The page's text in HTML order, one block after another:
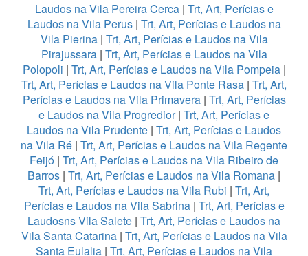
Laudos na Vila Pereira Cerca| Trt, Art, Perícias e
Laudos na Vila Perus| Trt, Art, Perícias e Laudos na
Vila Pierina| Trt, Art, Perícias e Laudos na Vila
Pirajussara| Trt, Art, Perícias e Laudos na Vila
Polopoli | Trt, Art, Perícias e Laudos na Vila Pompeia|
Trt, Art, Perícias e Laudos na Vila Ponte Rasa | Trt, Art,
Perícias e Laudos na Vila Primavera| Trt, Art, Perícias
e Laudos na Vila Progredior| Trt, Art, Perícias e
Laudos na Vila Prudente | Trt, Art, Perícias e Laudos
na Vila Ré | Trt, Art, Perícias e Laudos na Vila Regente
Feijó | Trt, Art, Perícias e Laudos na Vila Ribeiro de
Barros | Trt, Art, Perícias e Laudos na Vila Romana |
Trt, Art, Perícias e Laudos na Vila Rubi | Trt, Art,
Perícias e Laudos na Vila Sabrina| Trt, Art, Perícias e
Laudosns Vila Salete | Trt, Art, Perícias e Laudos na
Vila Santa Catarina| Trt, Art, Perícias e Laudos na Vila
Santa Eulalia | Trt, Art, Perícias e Laudos na Vila